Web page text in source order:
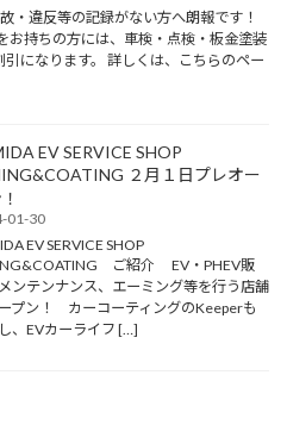
・違反等の記録がない方へ朗報です！
お持ちの方には、車検・点検・板金塗装
引になります。 詳しくは、こちらのペー
EV SERVICE SHOP
２月１日プレオー
01-30
EV SERVICE SHOP
ご紹介 EV・PHEV販
ンテンナンス、エーミング等を行う店舗
プン！ カーコーティングのKeeperも
、EVカーライフ […]